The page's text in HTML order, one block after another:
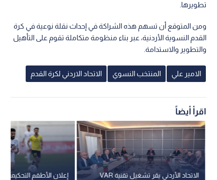
تطويرها.
ومن المتوقع أن تسهم هذه الشراكة في إحداث نقلة نوعية في كرة
القدم النسوية الأردنية، عبر بناء منظومة متكاملة تقوم على التأهيل
والتطوير والاستدامة.
الامير علي المنتخب النسوي الاتحاد الاردني لكرة القدم
اقرأ أيضاً
إعلان الأطقم التحكيمية
الاتحاد الأردني يقر تشغيل تقنية VAR